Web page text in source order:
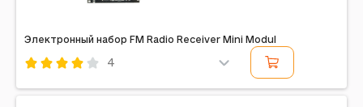
Электронный набор FM Radio Receiver Mini Modul
4